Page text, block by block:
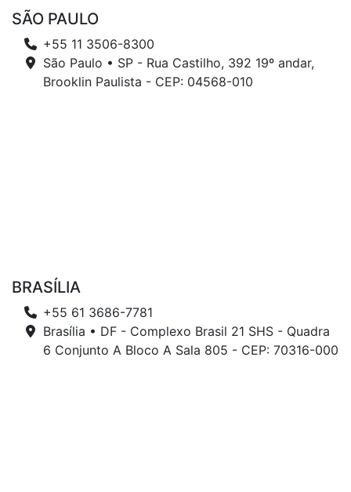
SÃO PAULO
+55 11 3506-8300
São Paulo • SP - Rua Castilho, 392 19º andar,
Brooklin Paulista - CEP: 04568-010
BRASÍLIA
+55 61 3686-7781
Brasília • DF - Complexo Brasil 21 SHS - Quadra
6 Conjunto A Bloco A Sala 805 - CEP: 70316-000